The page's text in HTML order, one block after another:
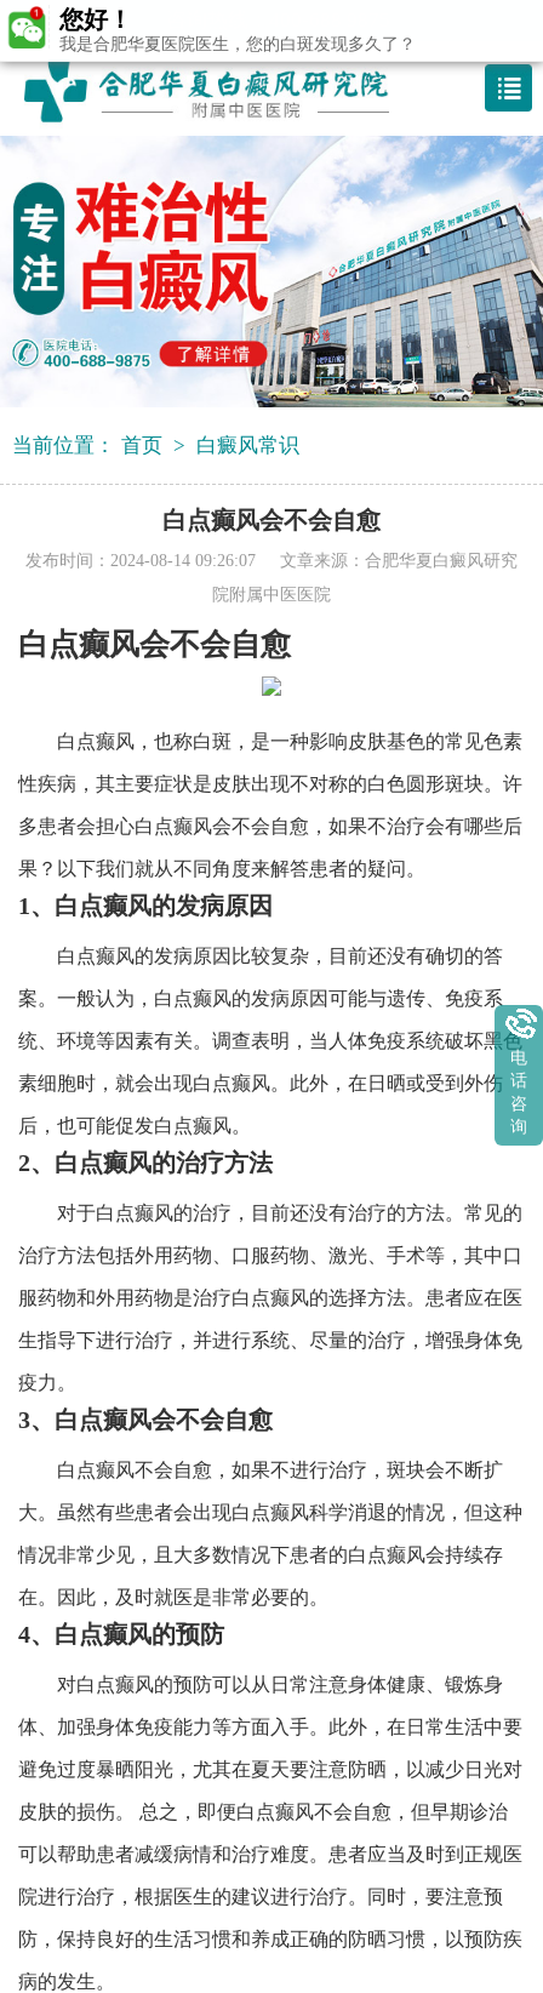
当前位置： 首页 > 白癜风常识
白点癫风会不会自愈
发布时间：2024-08-14 09:26:07 文章来源： 合肥华夏白癜风研究
院附属中医医院
白点癫风会不会自愈
白点癫风，也称白斑，是一种影响皮肤基色的常见色素
性疾病，其主要症状是皮肤出现不对称的白色圆形斑块。许
多患者会担心白点癫风会不会自愈，如果不治疗会有哪些后
果？以下我们就从不同角度来解答患者的疑问。
1、白点癫风的发病原因
白点癫风的发病原因比较复杂，目前还没有确切的答
案。一般认为，白点癫风的发病原因可能与遗传、免疫系
统、环境等因素有关。调查表明，当人体免疫系统破坏黑色
素细胞时，就会出现白点癫风。此外，在日晒或受到外伤
后，也可能促发白点癫风。
2、白点癫风的治疗方法
对于白点癫风的治疗，目前还没有治疗的方法。常见的
治疗方法包括外用药物、口服药物、激光、手术等，其中口
服药物和外用药物是治疗白点癫风的选择方法。患者应在医
生指导下进行治疗，并进行系统、尽量的治疗，增强身体免
疫力。
3、白点癫风会不会自愈
白点癫风不会自愈，如果不进行治疗，斑块会不断扩
大。虽然有些患者会出现白点癫风科学消退的情况，但这种
情况非常少见，且大多数情况下患者的白点癫风会持续存
在。因此，及时就医是非常必要的。
4、白点癫风的预防
对白点癫风的预防可以从日常注意身体健康、锻炼身
体、加强身体免疫能力等方面入手。此外，在日常生活中要
避免过度暴晒阳光，尤其在夏天要注意防晒，以减少日光对
皮肤的损伤。 总之，即便白点癫风不会自愈，但早期诊治
可以帮助患者减缓病情和治疗难度。患者应当及时到正规医
院进行治疗，根据医生的建议进行治疗。同时，要注意预
防，保持良好的生活习惯和养成正确的防晒习惯，以预防疾
病的发生。
电
话
咨
询
您好！
我是合肥华夏医院医生，您的白斑发现多久了？